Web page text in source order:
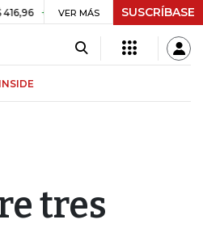
+$ 0,05 +0,01% BITCOIN US$
VER MÁS SUSCRÍBASE
INSIDE
tres